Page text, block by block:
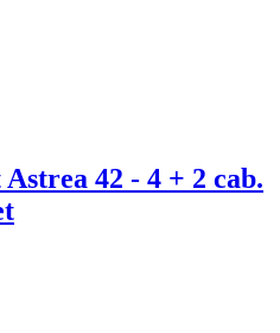
42 - 4 + 2 cab.